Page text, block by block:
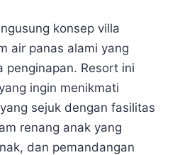
konsep villa
air panas alami yang
Resort ini
ingin menikmati
sejuk dengan fasilitas
renang anak yang
dan pemandangan